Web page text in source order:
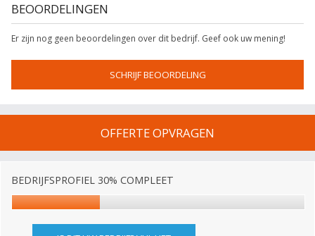
BEOORDELINGEN
Er zijn nog geen beoordelingen over dit bedrijf. Geef ook uw mening!
SCHRIJF BEOORDELING
OFFERTE OPVRAGEN
BEDRIJFSPROFIEL 30% COMPLEET